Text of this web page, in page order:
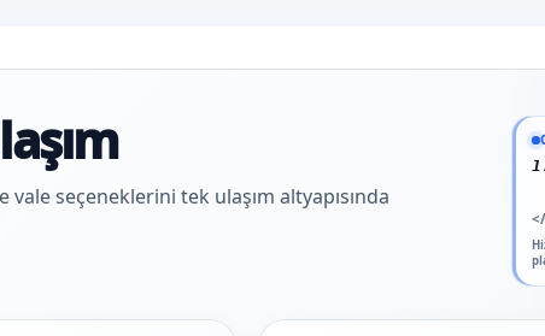
seçeneklerini tek ulaşım altyapısında